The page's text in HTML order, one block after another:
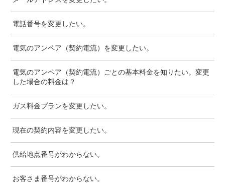
電話番号を変更したい。
電気のアンペア（契約電流）を変更したい。
電気のアンペア（契約電流）ごとの基本料金を知りたい。変更
した場合の料金は？
ガス料金プランを変更したい。
現在の契約内容を変更したい。
供給地点番号がわからない。
お客さま番号がわからない。